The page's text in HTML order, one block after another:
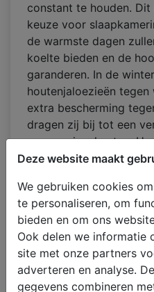
Deze website maakt
We gebruiken cookies
te personaliseren, om
bieden en om ons
Ook delen we informatie
site met onze partners
adverteren en analyse.
gegevens combineren
constant te houden.
keuze voor
de warmste dagen
koelte bieden en de
garanderen. In de
houtenjaloezieën
extra bescherming
dragen zij bij tot een
verwarmingskosten.
bijzonder goed op
kamer ontsnapt. Wij
jaloezieën sfeer
appartement. Wilt u
Bekijk dan zeker ons
Houten jaloezieën
niets een van de